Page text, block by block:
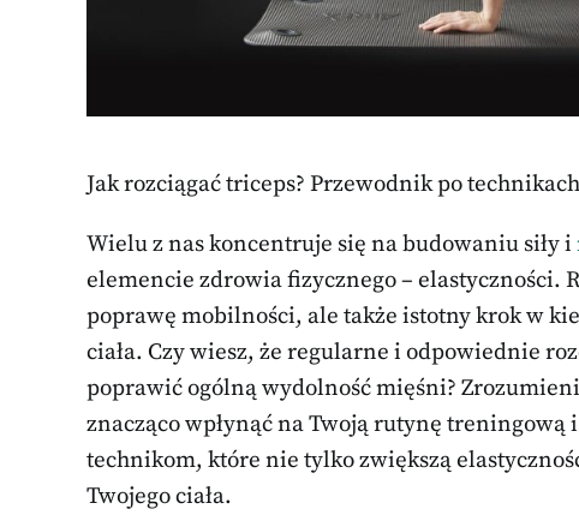
Jak rozciągać triceps? Przewodnik po
Wielu z nas koncentruje się na budowaniu siły i
elemencie zdrowia fizycznego – elastyczności.
poprawę mobilności, ale także istotny krok w
ciała. Czy wiesz, że regularne i odpowiednie
poprawić ogólną wydolność mięśni?
znacząco wpłynąć na Twoją rutynę
technikom, które nie tylko zwiększą
Twojego ciała.